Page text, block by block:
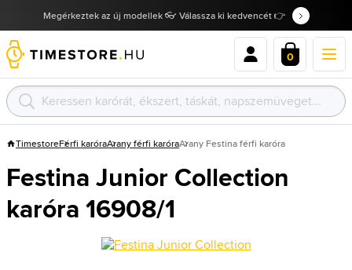
Megérkeztek az új modellek 👓 Válassza ki kedvencét 👉
0
TimestoreFérfi karóraArany férfi karóraArany Festina férfi karóra
Festina Junior Collection
karóra 16908/1